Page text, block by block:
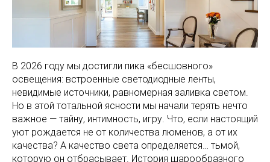
В 2026 году мы достигли пика «бесшовного»
освещения: встроенные светодиодные ленты,
невидимые источники, равномерная заливка светом.
Но в этой тотальной ясности мы начали терять нечто
важное — тайну, интимность, игру. Что, если настоящий
уют рождается не от количества люменов, а от их
качества? А качество света определяется… тьмой,
которую он отбрасывает. История шарообразного